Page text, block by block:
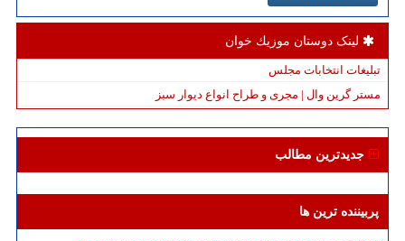
لینک دوستان موزیك خوان
تبلیغات انتخابات مجلس
مستر گرین وال | مجری و طراح انواع دیوار سبز
جدیدترین مطالب
پربیننده ترین ها